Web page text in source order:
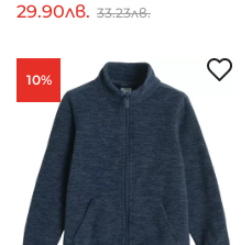
29.90лв. 33.23лв.
10%